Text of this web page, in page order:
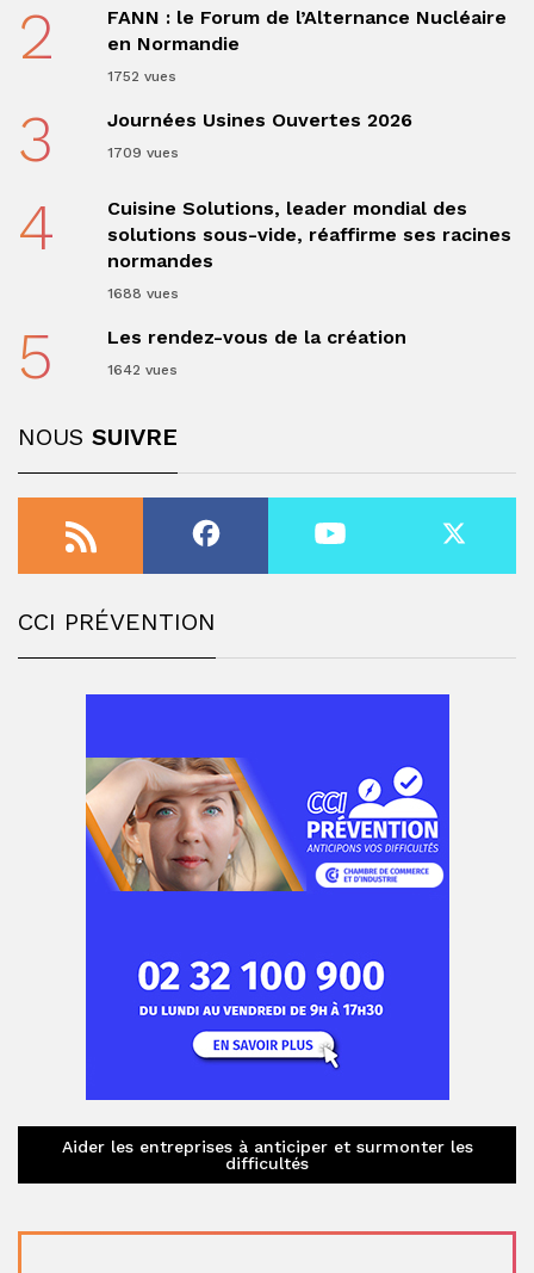
2
FANN : le Forum de l’Alternance Nucléaire
en Normandie
1752 vues
3 Journées Usines Ouvertes 2026
1709 vues
4
Cuisine Solutions, leader mondial des
solutions sous-vide, réaffirme ses racines
normandes
1688 vues
5 Les rendez-vous de la création
1642 vues
NOUS SUIVRE
CCI PRÉVENTION
Aider les entreprises à anticiper et surmonter les
difficultés